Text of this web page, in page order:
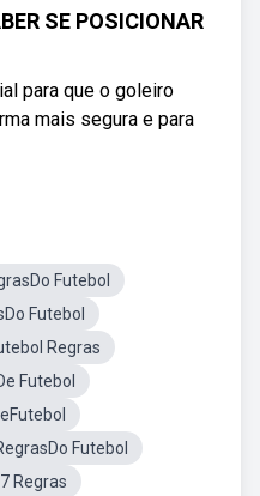
SE POSICIONAR
para que o goleiro
mais segura e para
Futebol
Futebol
Regras
Futebol
Futebol
Regras